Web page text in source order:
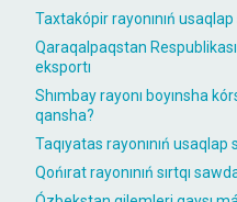
Taxtakópir rayonınıń
Qaraqalpaqstan
eksportı
Shımbay rayonı boyınsha
qansha?
Taqıyatas rayonınıń usaqlap
Qońırat rayonınıń sırtqı